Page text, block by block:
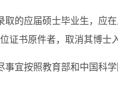
取的应届硕士毕业生，应
证书原件者，取消其博士
事宜按照教育部和中国科